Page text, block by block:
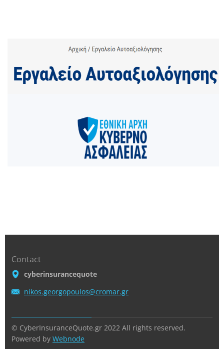
Contact
cyberinsurancequote
nikos.georgopoulos@cromar.gr
© CyberInsuranceQuote.gr 2022 All rights reserved.
Powered by Webnode